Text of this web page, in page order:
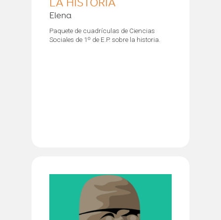
LA HISTORIA
Elena
Paquete de cuadrículas de Ciencias
Sociales de 1º de E.P. sobre la historia.